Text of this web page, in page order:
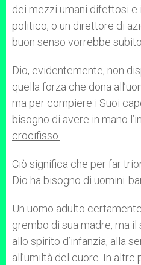
dei mezzi umani difettosi e
politico, o un direttore di
buon senso vorrebbe
Dio, evidentemente, non
quella forza che dona
ma per compiere i Suoi
bisogno di avere in mano
crocifisso.
Ciò significa che per far
Dio ha bisogno di uomini..
Un uomo adulto
grembo di sua madre, ma
allo spirito d’infanzia, alla
all’umiltà del cuore. In altre